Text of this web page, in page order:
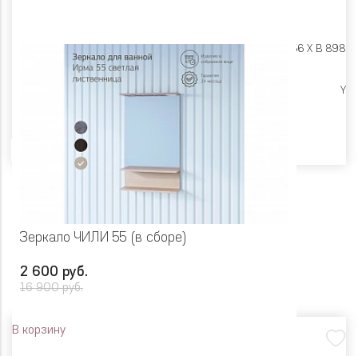
Ш 700 X Г 156 X В 898
Y
Зеркало ЧИЛИ 55 (в сборе)
2 600 руб.
16 900 руб.
В корзину